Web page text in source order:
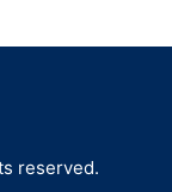
reserved.